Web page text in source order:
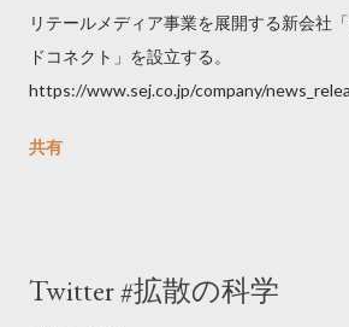
リテールメディア事業を展開する新会社
ドコネクト」を設立する。
https://www.sej.co.jp/company/
共有
Twitter #拡散の科学